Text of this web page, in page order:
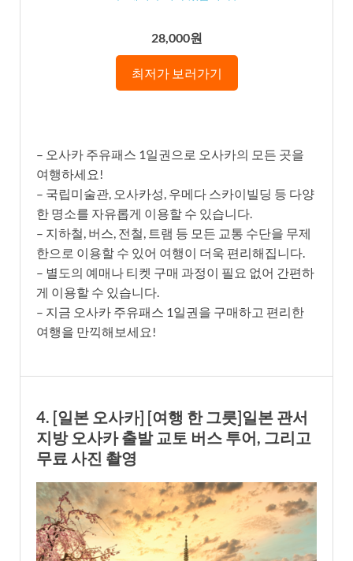
28,000원
최저가 보러가기
– 오사카 주유패스 1일권으로 오사카의 모든 곳을
여행하세요!
– 국립미술관, 오사카성, 우메다 스카이빌딩 등 다양
한 명소를 자유롭게 이용할 수 있습니다.
– 지하철, 버스, 전철, 트램 등 모든 교통 수단을 무제
한으로 이용할 수 있어 여행이 더욱 편리해집니다.
– 별도의 예매나 티켓 구매 과정이 필요 없어 간편하
게 이용할 수 있습니다.
– 지금 오사카 주유패스 1일권을 구매하고 편리한
여행을 만끽해보세요!
4. [일본 오사카] [여행 한 그릇]일본 관서
지방 오사카 출발 교토 버스 투어, 그리고
무료 사진 촬영